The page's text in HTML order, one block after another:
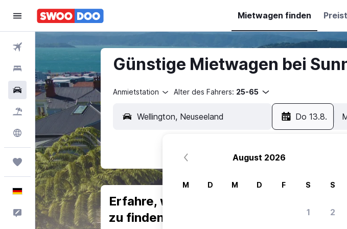
Mietwagen finden
Flüge
Hotels
Mietwagen
Pauschalreisen
Explore
Trips
Deutsch
Feedback
Günstige Mietwagen bei
Anmietstation Alter des Fahrers: 25-65
Do 13.8.
Erfahre, warum unsere Reisenden sich
zu finden.
August 2026
M D M D F S S
1 2